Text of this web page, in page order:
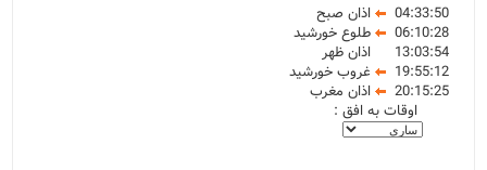
04:33:50
اذان صبح
06:10:28
طلوع خورشید
13:03:54
اذان ظهر
19:55:12
غروب خورشید
20:15:25
اذان مغرب
اوقات به افق :